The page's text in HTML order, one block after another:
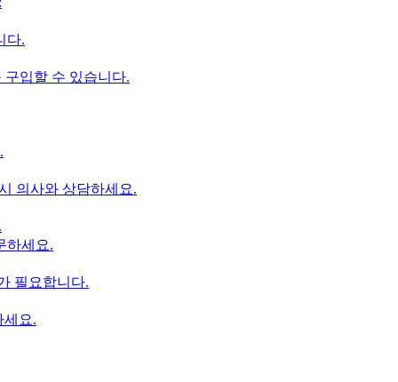
다.
입할 수 있습니다.
의사와 상담하세요.
하세요.
필요합니다.
세요.